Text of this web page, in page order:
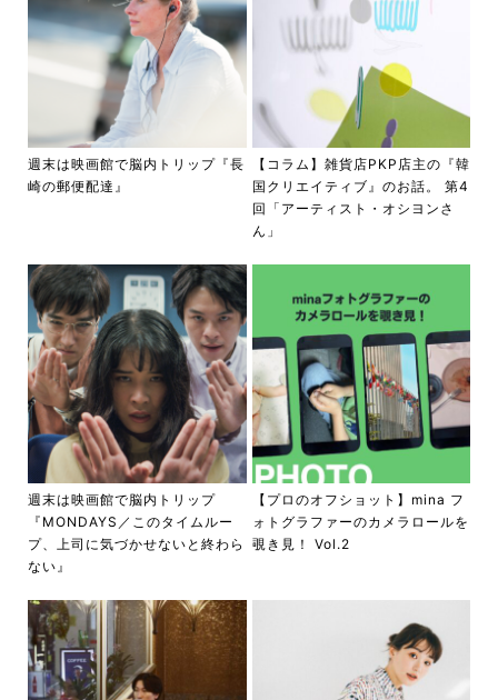
週末は映画館で脳内トリップ『長
崎の郵便配達』
【コラム】雑貨店PKP店主の『韓
国クリエイティブ』のお話。 第4
回「アーティスト・オシヨンさ
ん」
週末は映画館で脳内トリップ
『MONDAYS／このタイムルー
プ、上司に気づかせないと終わら
ない』
【プロのオフショット】mina フ
ォトグラファーのカメラロールを
覗き⾒！ Vol.2